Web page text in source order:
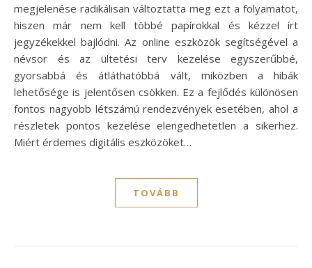
megjelenése radikálisan változtatta meg ezt a folyamatot,
hiszen már nem kell többé papírokkal és kézzel írt
jegyzékekkel bajlódni. Az online eszközök segítségével a
névsor és az ültetési terv kezelése egyszerűbbé,
gyorsabbá és átláthatóbbá vált, miközben a hibák
lehetősége is jelentősen csökken. Ez a fejlődés különösen
fontos nagyobb létszámú rendezvények esetében, ahol a
részletek pontos kezelése elengedhetetlen a sikerhez.
Miért érdemes digitális eszközöket…
TOVÁBB